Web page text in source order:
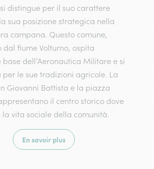
distingue per il suo carattere
sua posizione strategica nella
campana. Questo comune,
dal fiume Volturno, ospita
base dell’Aeronautica Militare e si
le sue tradizioni agricole. La
Giovanni Battista e la piazza
il centro storico dove
la vita sociale della comunità.
En savoir plus